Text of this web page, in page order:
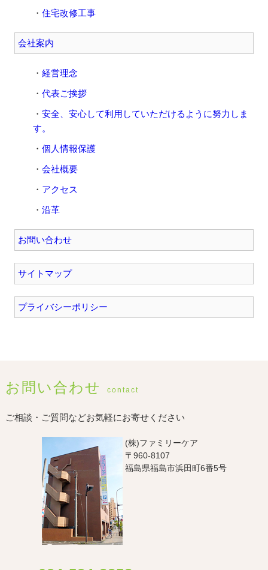
住宅改修工事
会社案内
経営理念
代表ご挨拶
安全、安心して利用していただけるように努力しま
す。
個人情報保護
会社概要
アクセス
沿革
お問い合わせ
サイトマップ
プライバシーポリシー
お問い合わせ contact
ご相談・ご質問などお気軽にお寄せください
(株)ファミリーケア
〒960-8107
福島県福島市浜田町6番5号